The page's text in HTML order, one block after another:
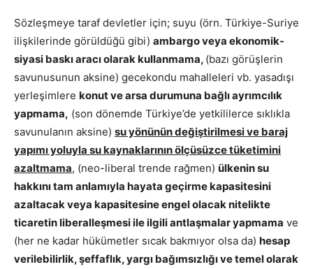
Sözleşmeye taraf devletler için; suyu (örn. Türkiye-Suriye
ilişkilerinde görüldüğü gibi) ambargo veya ekonomik-
siyasi baskı aracı olarak kullanmama, (bazı görüşlerin
savunusunun aksine) gecekondu mahalleleri vb. yasadışı
yerleşimlere konut ve arsa durumuna bağlı ayrımcılık
yapmama, (son dönemde Türkiye’de yetkililerce sıklıkla
savunulanın aksine) su yönünün değiştirilmesi ve baraj
yapımı yoluyla su kaynaklarının ölçüsüzce tüketimini
azaltmama, (neo-liberal trende rağmen) ülkenin su
hakkını tam anlamıyla hayata geçirme kapasitesini
azaltacak veya kapasitesine engel olacak nitelikte
ticaretin liberalleşmesi ile ilgili antlaşmalar yapmama ve
(her ne kadar hükümetler sıcak bakmıyor olsa da) hesap
verilebilirlik, şeffaflık, yargı bağımsızlığı ve temel olarak